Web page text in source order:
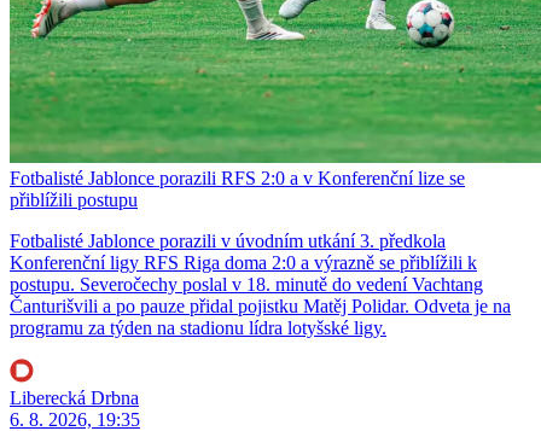
Fotbalisté Jablonce porazili RFS 2:0 a v Konferenční lize se
přiblížili postupu
Fotbalisté Jablonce porazili v úvodním utkání 3. předkola
Konferenční ligy RFS Riga doma 2:0 a výrazně se přiblížili k
postupu. Severočechy poslal v 18. minutě do vedení Vachtang
Čanturišvili a po pauze přidal pojistku Matěj Polidar. Odveta je na
programu za týden na stadionu lídra lotyšské ligy.
Liberecká Drbna
6. 8. 2026, 19:35